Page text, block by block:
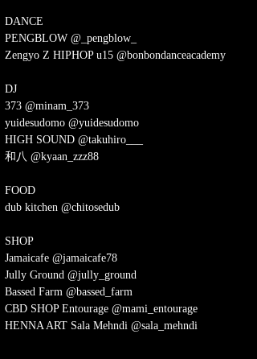
DANCE
PENGBLOW @_pengblow_
Zengyo Z HIPHOP u15 @bonbondanceacademy
DJ
373 @minam_373
yuidesudomo @yuidesudomo
HIGH SOUND @takuhiro___
和八 @kyaan_zzz88
FOOD
dub kitchen @chitosedub
SHOP
Jamaicafe @jamaicafe78
Jully Ground @jully_ground
Bassed Farm @bassed_farm
CBD SHOP Entourage @mami_entourage
HENNA ART Sala Mehndi @sala_mehndi